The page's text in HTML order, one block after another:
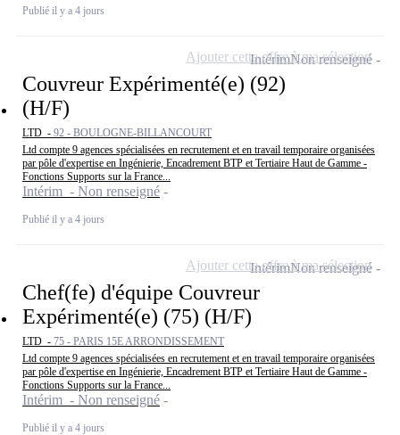
Publié il y a 4 jours
Couvreur Expérimenté(e) (92)
(H/F)
LTD - 92 - BOULOGNE-BILLANCOURT
Ltd compte 9 agences spécialisées en recrutement et en travail temporaire organisées
par pôle d'expertise en Ingénierie, Encadrement BTP et Tertiaire Haut de Gamme -
Fonctions Supports sur la France...
Intérim - Non renseigné
Publié il y a 4 jours
IntérimNon renseigné
Ajouter cette offre à ma sélection
Chef(fe) d'équipe Couvreur
Expérimenté(e) (75) (H/F)
LTD - 75 - PARIS 15E ARRONDISSEMENT
Ltd compte 9 agences spécialisées en recrutement et en travail temporaire organisées
par pôle d'expertise en Ingénierie, Encadrement BTP et Tertiaire Haut de Gamme -
Fonctions Supports sur la France...
Intérim - Non renseigné
Publié il y a 4 jours
IntérimNon renseigné
Ajouter cette offre à ma sélection